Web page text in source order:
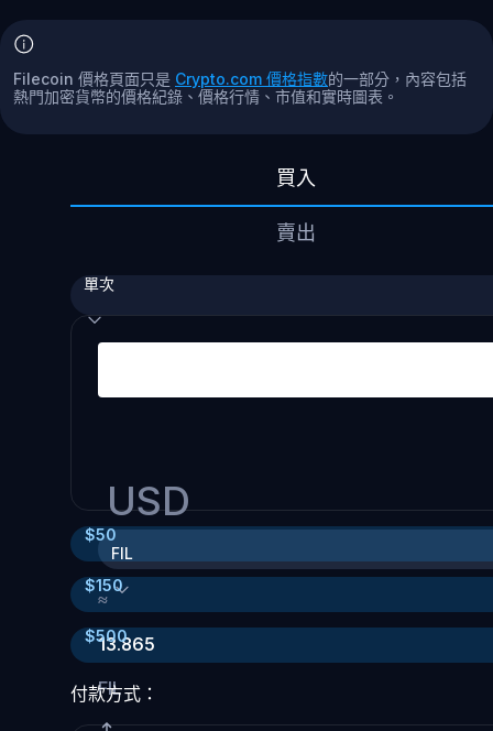
Filecoin 價格頁面只是 Crypto.com 價格指數的一部分，內容包括
熱門加密貨幣的價格紀錄、價格行情、市值和實時圖表。
買入
賣出
單次
USD
FIL
≈
13.865
FIL
$50
$150
$500
付款方式：